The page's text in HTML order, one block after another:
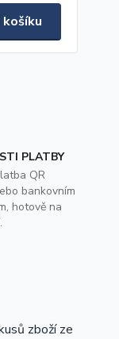
PLATBY
QR
bankovním
hotově na
zboží ze